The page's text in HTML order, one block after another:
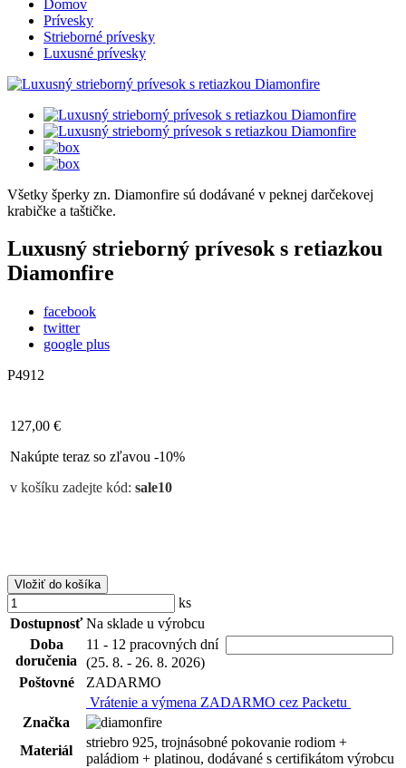
Domov
Prívesky
Strieborné prívesky
Luxusné prívesky
Všetky šperky zn. Diamonfire sú dodávané v peknej darčekovej
krabičke a taštičke.
Luxusný strieborný prívesok s retiazkou
Diamonfire
facebook
twitter
google plus
P4912
127,00 €
Nakúpte teraz so zľavou -10%
v košíku zadejte kód: sale10
Vložiť do košíka
ks
Dostupnosť Na sklade u výrobcu
Doba
doručenia
11 - 12 pracovných dní
(25. 8. - 26. 8. 2026)
Poštovné
ZADARMO
Vrátenie a výmena ZADARMO cez Packetu
Značka
Materiál
striebro 925, trojnásobné pokovanie rodiom +
paládiom + platinou, dodávané s certifikátom výrobcu